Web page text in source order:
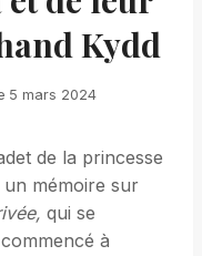
Kydd
5 mars 2024
de la princesse
un mémoire sur
, qui se
à